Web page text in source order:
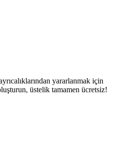
yararlanmak için
üstelik tamamen ücretsiz!